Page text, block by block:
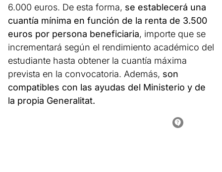
6.000 euros. De esta forma, se establecerá una
cuantía mínima en función de la renta de 3.500
euros por persona beneficiaria, importe que se
incrementará según el rendimiento académico del
estudiante hasta obtener la cuantía máxima
prevista en la convocatoria. Además, son
compatibles con las ayudas del Ministerio y de
la propia Generalitat.